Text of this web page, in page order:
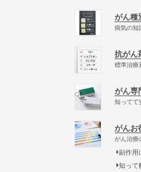
がん種
病気の知
抗がん
標準治療
がん専
知ってて
がんお
がん治療
副作用
知って